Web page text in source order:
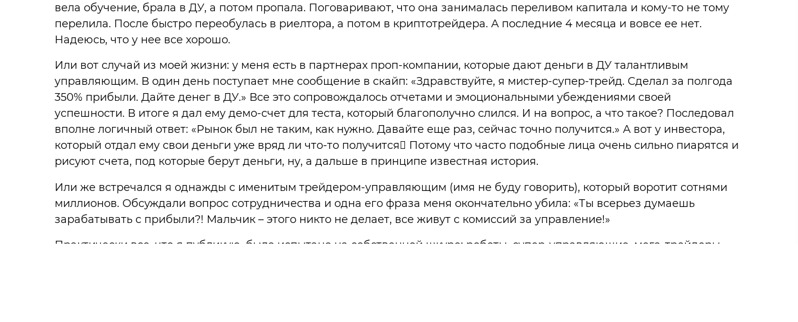
вела обучение, брала в ДУ, а потом пропала. Поговаривают, что она занималась переливом капитала и кому-то не тому
перелила. После быстро переобулась в риелтора, а потом в криптотрейдера. А последние 4 месяца и вовсе ее нет.
Надеюсь, что у нее все хорошо.
Или вот случай из моей жизни: у меня есть в партнерах проп-компании, которые дают деньги в ДУ талантливым
управляющим. В один день поступает мне сообщение в скайп: «Здравствуйте, я мистер-супер-трейд. Сделал за полгода
350% прибыли. Дайте денег в ДУ.» Все это сопровождалось отчетами и эмоциональными убеждениями своей
успешности. В итоге я дал ему демо-счет для теста, который благополучно слился. И на вопрос, а что такое? Последовал
вполне логичный ответ: «Рынок был не таким, как нужно. Давайте еще раз, сейчас точно получится.» А вот у инвестора,
который отдал ему свои деньги уже вряд ли что-то получится Потому что часто подобные лица очень сильно пиарятся и
рисуют счета, под которые берут деньги, ну, а дальше в принципе известная история.
Или же встречался я однажды с именитым трейдером-управляющим (имя не буду говорить), который воротит сотнями
миллионов. Обсуждали вопрос сотрудничества и одна его фраза меня окончательно убила: «Ты всерьез думаешь
зарабатывать с прибыли?! Мальчик – этого никто не делает, все живут с комиссий за управление!»
Практически все, что я публикую, было испытано на собственной шкуре: роботы, супер-управляющие, мега-трейдеры,